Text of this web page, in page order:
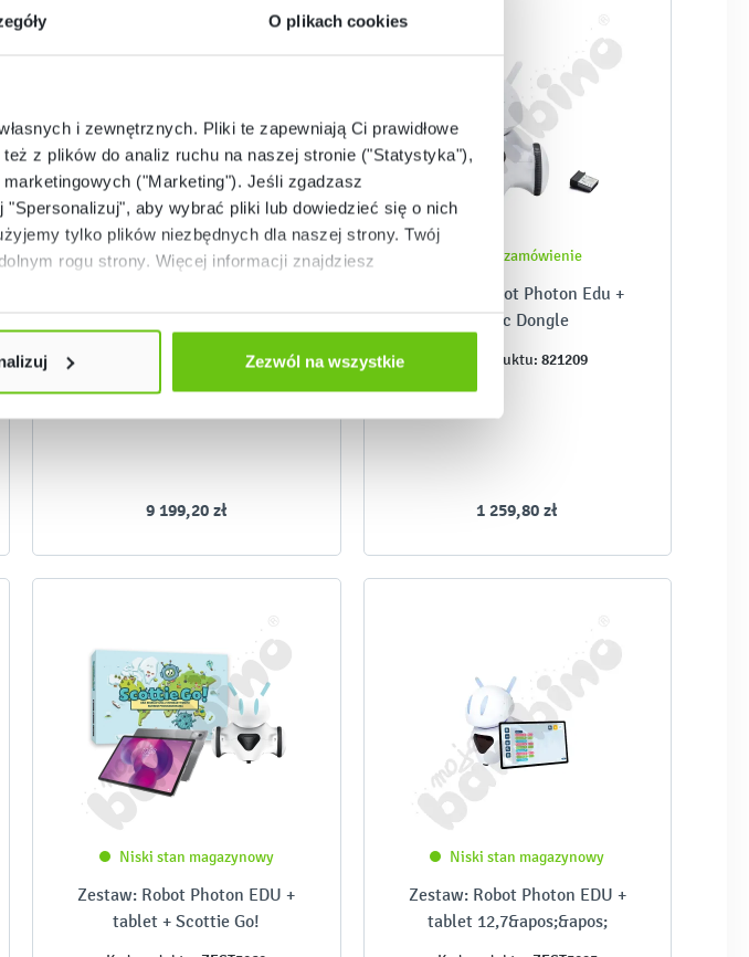
O plikach cookies
i zewnętrznych. Pliki te zapewniają Ci prawidłowe
z plików do analiz ruchu na naszej stronie ("Statystyka"),
("Marketing"). Jeśli zgadzasz
aby wybrać pliki lub dowiedzieć się o nich
tylko plików niezbędnych dla naszej strony. Twój
rogu strony. Więcej informacji znajdziesz
Zezwól na wszystkie
Dostępny
821206
9 199,20 zł
Złóż zamówienie
Zestaw: Robot Photon Edu +
Magic Dongle
Kod produktu: 821209
1 259,80 zł
Niski stan magazynowy
Zestaw: Robot Photon EDU +
tablet + Scottie Go!
Niski stan magazynowy
Zestaw: Robot Photon EDU +
tablet 12,7&apos;&apos;